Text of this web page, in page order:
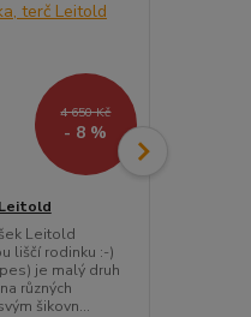
4 650 Kč
- 8 %
Leitold
liščí rodinku :-)
je malý druh
různých
šikovn...